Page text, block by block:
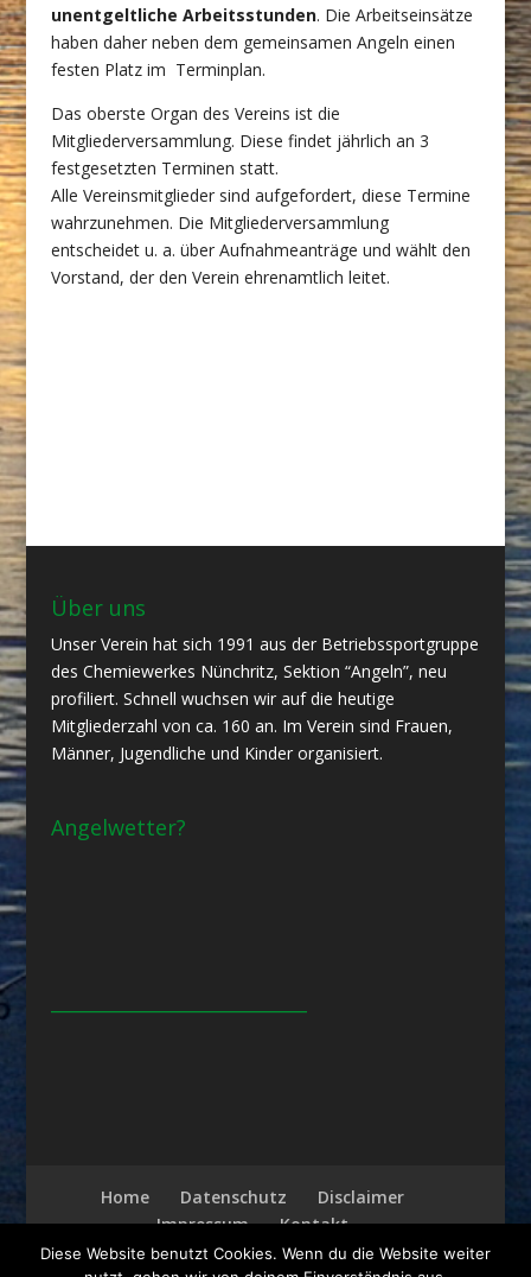
unentgeltliche Arbeitsstunden. Die Arbeitseinsätze
haben daher neben dem gemeinsamen Angeln einen
festen Platz im Terminplan.
Das oberste Organ des Vereins ist die
Mitgliederversammlung. Diese findet jährlich an 3
festgesetzten Terminen statt.
Alle Vereinsmitglieder sind aufgefordert, diese Termine
wahrzunehmen. Die Mitgliederversammlung
entscheidet u. a. über Aufnahmeanträge und wählt den
Vorstand, der den Verein ehrenamtlich leitet.
Über uns
Unser Verein hat sich 1991 aus der Betriebssportgruppe
des Chemiewerkes Nünchritz, Sektion “Angeln”, neu
profiliert. Schnell wuchsen wir auf die heutige
Mitgliederzahl von ca. 160 an. Im Verein sind Frauen,
Männer, Jugendliche und Kinder organisiert.
Angelwetter?
Home Datenschutz
Disclaimer
Impressum
Kontakt
Diese Website benutzt Cookies. Wenn du die Website weiter